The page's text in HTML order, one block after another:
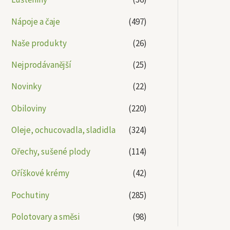
Nápoje a čaje
(497)
Naše produkty
(26)
Nejprodávanější
(25)
Novinky
(22)
Obiloviny
(220)
Oleje, ochucovadla, sladidla
(324)
Ořechy, sušené plody
(114)
Oříškové krémy
(42)
Pochutiny
(285)
Polotovary a směsi
(98)